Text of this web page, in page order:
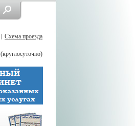
Схема проезда
(круглосуточно)